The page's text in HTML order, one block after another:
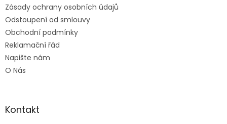
Zásady ochrany osobních údajů
Odstoupení od smlouvy
Obchodní podmínky
Reklamační řád
Napište nám
O Nás
Kontakt